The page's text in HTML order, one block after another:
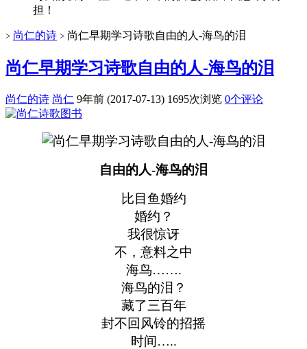
担！
> 尚仁的诗 > 尚仁早期学习诗歌自由的人-海鸟的泪
尚仁早期学习诗歌自由的人-海鸟的泪
尚仁的诗 尚仁 9年前 (2017-07-13) 1695次浏览 0个评论
自由的人-海鸟的泪
比目鱼婚约
婚约？
我很惊讶
不，意料之中
海鸟…….
海鸟的泪？
藏了三百年
封不回风铃的招摇
时间…..